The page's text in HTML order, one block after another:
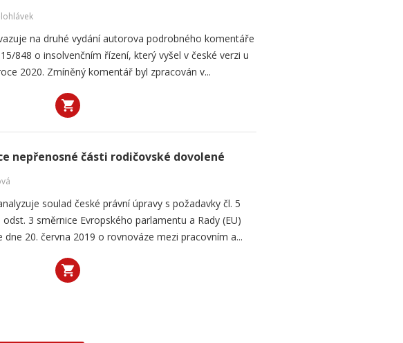
na druhé vydání autorova podrobného komentáře
848 o insolvenčním řízení, který vyšel v české verzi u
2020. Zmíněný komentář byl zpracován v...
nepřenosné části rodičovské dovolené
soulad české právní úpravy s požadavky čl. 5
odst. 3 směrnice Evropského parlamentu a Rady (EU)
dne 20. června 2019 o rovnováze mezi pracovním a...